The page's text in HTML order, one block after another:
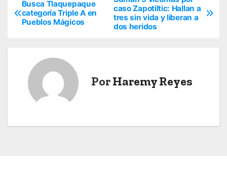
N
c
caso Zapotiltic: Hallan a
tres sin vida y liberan a
dos heridos
Busca Tlaquepaque
categoría Triple A en
Pueblos Mágicos
PorHaremy Reyes